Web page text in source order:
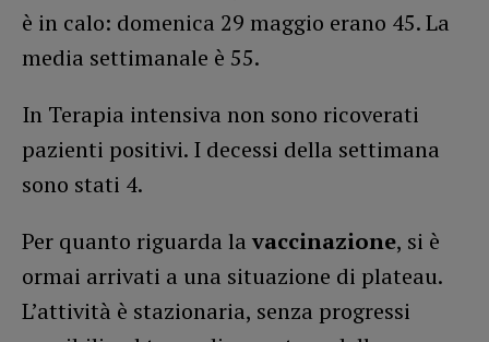
è in calo: domenica 29 maggio erano 45. La
media settimanale è 55.
In Terapia intensiva non sono ricoverati
pazienti positivi. I decessi della settimana
sono stati 4.
Per quanto riguarda la vaccinazione, si è
ormai arrivati a una situazione di plateau.
L’attività è stazionaria, senza progressi